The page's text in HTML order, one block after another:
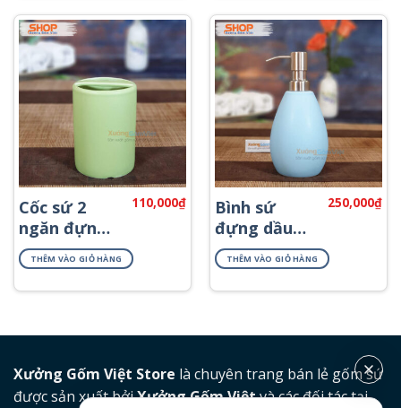
Cốc sứ 2
ngăn đựng
bàn chải
PKNT-01
110,000₫
THÊM VÀO GIỎ HÀNG
Bình sứ
đựng dầu
gội sữa tắm
PKNT-16
250,000₫
THÊM VÀO GIỎ HÀNG
Xưởng Gốm Việt Store là chuyên trang bán lẻ gốm sứ
được sản xuất bởiXưởng Gốm Việtvà các đối tác tại